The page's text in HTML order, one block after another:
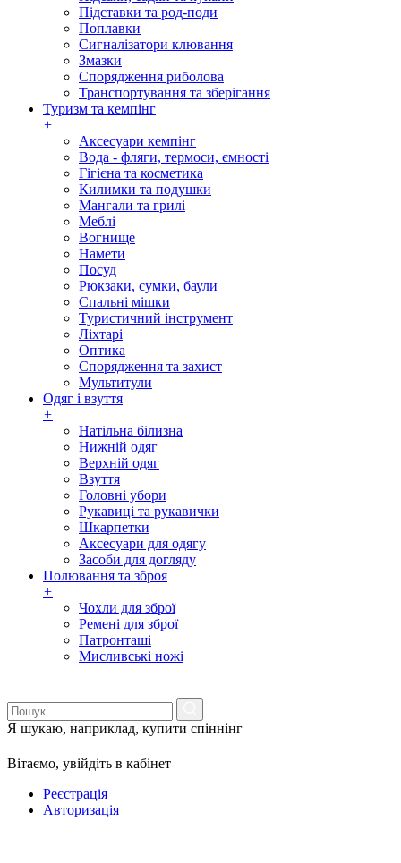
Підставки та род-поди
Поплавки
Сигналізатори клювання
Змазки
Спорядження риболова
Транспортування та зберігання
Туризм та кемпінг
+
Аксесуари кемпінг
Вода - фляги, термоси, ємності
Гігієна та косметика
Килимки та подушки
Мангали та грилі
Меблі
Вогнище
Намети
Посуд
Рюкзаки, сумки, баули
Спальні мішки
Туристичний інструмент
Ліхтарі
Оптика
Спорядження та захист
Мультитули
Одяг і взуття
+
Натільна білизна
Нижній одяг
Верхній одяг
Взуття
Головні убори
Рукавиці та рукавички
Шкарпетки
Аксесуари для одягу
Засоби для догляду
Полювання та зброя
+
Чохли для зброї
Ремені для зброї
Патронташі
Мисливські ножі
Я шукаю, наприклад, купити спіннінг
Вітаємо, увійдіть в кабінет
Реєстрація
Авторизація